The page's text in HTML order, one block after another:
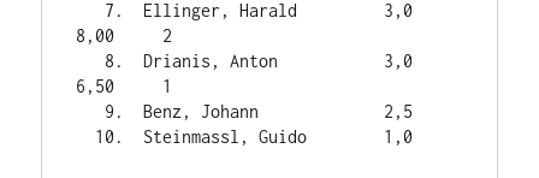
8,00     2
6,50     1